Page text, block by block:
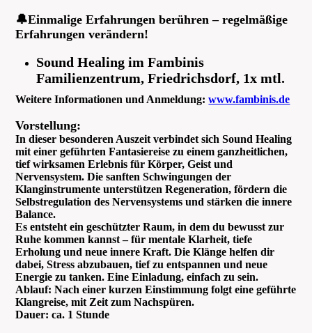
🔔Einmalige Erfahrungen berühren – regelmäßige
Erfahrungen verändern!
Sound Healing im Fambinis
Familienzentrum, Friedrichsdorf, 1x mtl.
Weitere Informationen und Anmeldung:www.fambinis.de
Vorstellung:
In dieser besonderen Auszeit verbindet sich Sound Healing
mit einer geführten Fantasiereise zu einem ganzheitlichen,
tief wirksamen Erlebnis für Körper, Geist und
Nervensystem. Die sanften Schwingungen der
Klanginstrumente unterstützen Regeneration, fördern die
Selbstregulation des Nervensystems und stärken die innere
Balance.
Es entsteht ein geschützter Raum, in dem du bewusst zur
Ruhe kommen kannst – für mentale Klarheit, tiefe
Erholung und neue innere Kraft. Die Klänge helfen dir
dabei, Stress abzubauen, tief zu entspannen und neue
Energie zu tanken. Eine Einladung, einfach zu sein.
Ablauf: Nach einer kurzen Einstimmung folgt eine geführte
Klangreise, mit Zeit zum Nachspüren.
Dauer: ca. 1 Stunde